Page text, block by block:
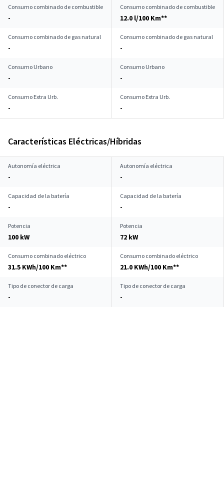
Consumo combinado de combustible
-
Consumo combinado de combustible
12.0 l/100 Km**
Consumo combinado de gas natural
-
Consumo combinado de gas natural
-
Consumo Urbano
-
Consumo Urbano
-
Consumo Extra Urb.
-
Consumo Extra Urb.
-
Características Eléctricas/Híbridas
Autonomía eléctrica
-
Autonomía eléctrica
-
Capacidad de la batería
-
Capacidad de la batería
-
Potencia
100 kW
Potencia
72 kW
Consumo combinado eléctrico
31.5 KWh/100 Km**
Consumo combinado eléctrico
21.0 KWh/100 Km**
Tipo de conector de carga
-
Tipo de conector de carga
-